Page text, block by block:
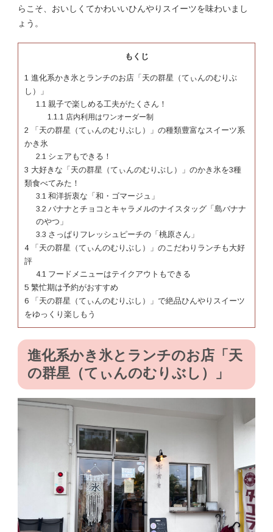
らこそ、おいしくてかわいいひんやりスイーツを味わいまし
ょう。
もくじ
1 進化系かき氷とランチのお店「天の群星（てぃんのむりぶ
し）」
1.1 親子で楽しめる工夫がたくさん！
1.1.1 店内利用はワンオーダー制
2 「天の群星（てぃんのむりぶし）」の種類豊富なスイーツ系
かき氷
2.1 シェアもできる！
3 大好きな「天の群星（てぃんのむりぶし）」のかき氷を3種
類食べてみた！
3.1 和洋折衷な「和・ゴマージュ」
3.2 バナナとチョコとキャラメルのナイスタッグ「島バナナ
のやつ」
3.3 さっぱりフレッシュピーチの「桃原さん」
4「天の群星（てぃんのむりぶし）」のこだわりランチも大好
評
4.1 フードメニューはテイクアウトもできる
5 繁忙期は予約がおすすめ
6 「天の群星（てぃんのむりぶし）」で絶品ひんやりスイーツ
をゆっくり楽しもう
進化系かき氷とランチのお店「天
の群星（てぃんのむりぶし）」